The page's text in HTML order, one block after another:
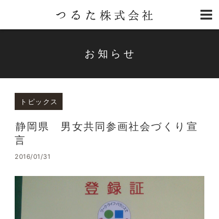
お知らせ
トピックス
静岡県 男女共同参画社会づくり宣
言
2016/01/31